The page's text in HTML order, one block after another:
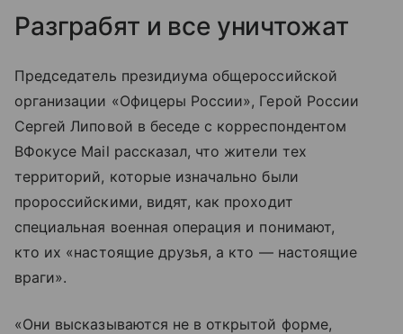
Разграбят и все уничтожат
Председатель президиума общероссийской
организации «Офицеры России», Герой России
Сергей Липовой в беседе с корреспондентом
ВФокусе Mail рассказал, что жители тех
территорий, которые изначально были
пророссийскими, видят, как проходит
специальная военная операция и понимают,
кто их «настоящие друзья, а кто — настоящие
враги».
«Они высказываются не в открытой форме,